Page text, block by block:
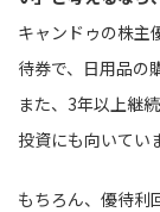
キャンドゥの株主
待券で、日用品の
また、3年以上継
投資にも向いてい
もちろん、優待利